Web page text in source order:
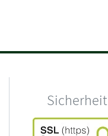
Sicherheit